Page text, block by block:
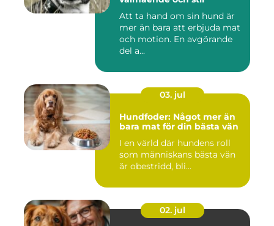
Att ta hand om sin hund är
mer än bara att erbjuda mat
och motion. En avgörande
del a...
03. jul
Hundfoder: Något mer än
bara mat för din bästa vän
I en värld där hundens roll
som människans bästa vän
är obestridd, bli...
02. jul